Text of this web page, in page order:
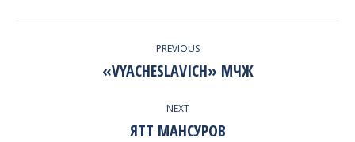
NAVIGATION
PREVIOUS
Previous
«VYACHESLAVICH» МЧЖ
NEXT
Next
ЯТТ МАНСУРОВ